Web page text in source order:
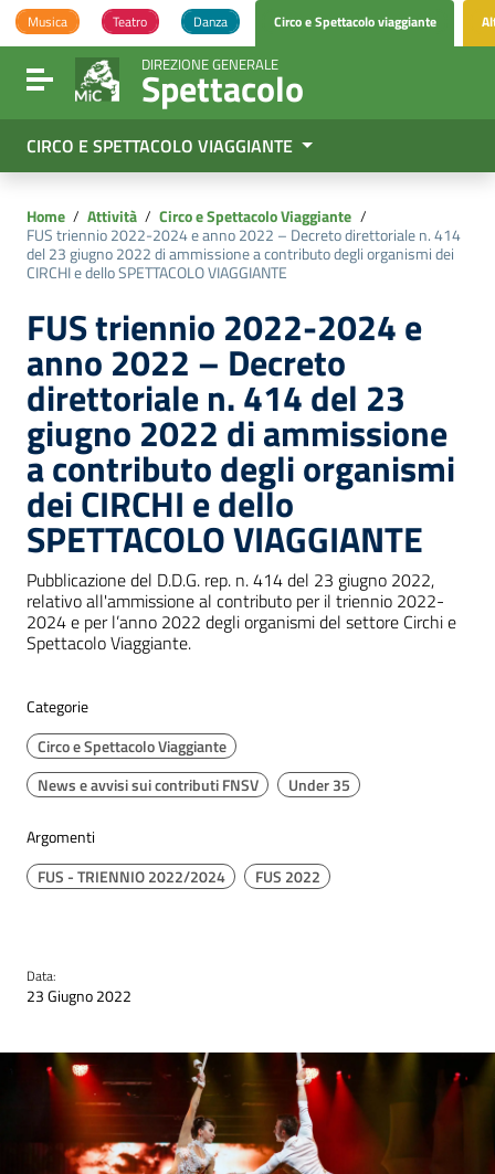
Vai ai contenuti
Vai al menu di navigazione
Vai al footer
Musica Teatro Danza Circo e Spettacolo viaggiante
Attiva / disattiva la navigazione
DIREZIONE GENERALE
Spettacolo
CIRCO E SPETTACOLO VIAGGIANTE
Home / Attività / Circo e Spettacolo Viaggiante /
FUS triennio 2022-2024 e anno 2022 – Decreto direttoriale n. 414
del 23 giugno 2022 di ammissione a contributo degli organismi dei
CIRCHI e dello SPETTACOLO VIAGGIANTE
FUS triennio 2022-2024 e
anno 2022 – Decreto
direttoriale n. 414 del 23
giugno 2022 di ammissione
a contributo degli organismi
dei CIRCHI e dello
SPETTACOLO VIAGGIANTE
Pubblicazione del D.D.G. rep. n. 414 del 23 giugno 2022,
relativo all'ammissione al contributo per il triennio 2022-
2024 e per l’anno 2022 degli organismi del settore Circhi e
Spettacolo Viaggiante.
Categorie
Circo e Spettacolo Viaggiante
News e avvisi sui contributi FNSV
Under 35
Argomenti
FUS - TRIENNIO 2022/2024
FUS 2022
Data:
23 Giugno 2022